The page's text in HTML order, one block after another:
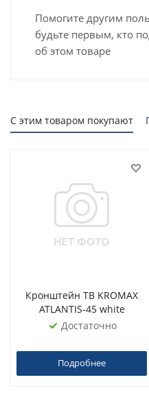
Помогите другим
будьте первым, кто
об этом товаре
С этим товаром покупают
Кронштейн ТВ KROMAX
ATLANTIS-45 white
Достаточно
Подробнее